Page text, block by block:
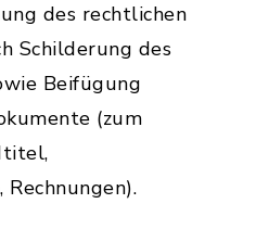
des rechtlichen
Schilderung des
Beifügung
(zum